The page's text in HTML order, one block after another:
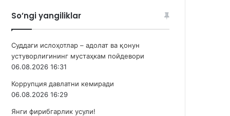
So’ngi yangiliklar
Суддаги ислоҳотлар – адолат ва қонун
устуворлигининг мустаҳкам пойдевори
06.08.2026 16:31
Коррупция давлатни кемиради
06.08.2026 16:29
Янги фирибгарлик усули!